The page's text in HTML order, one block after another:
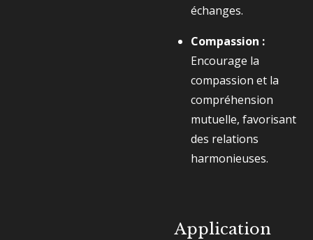
échanges.
Compassion :
Encourage la
compassion et la
compréhension
mutuelle, favorisant
des relations
harmonieuses.
Application